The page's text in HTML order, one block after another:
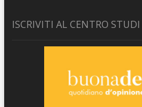
ISCRIVITI AL CENTRO STUDI